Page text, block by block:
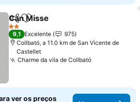
PartilharAdicionar aos favoritos
Can Misse
2 Estrelas
9,1 Excelente
975
Collbató, a 11.0 km de San Vicente de
Castellet
Charme da vila de Collbató
ver os preços